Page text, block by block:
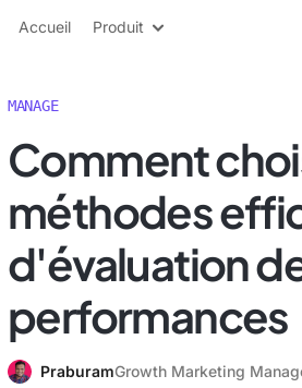
Blog
Accueil Produit
MANAGE
Comment
méthodes
d'évaluation
performances
PraburamGrowth Marketing